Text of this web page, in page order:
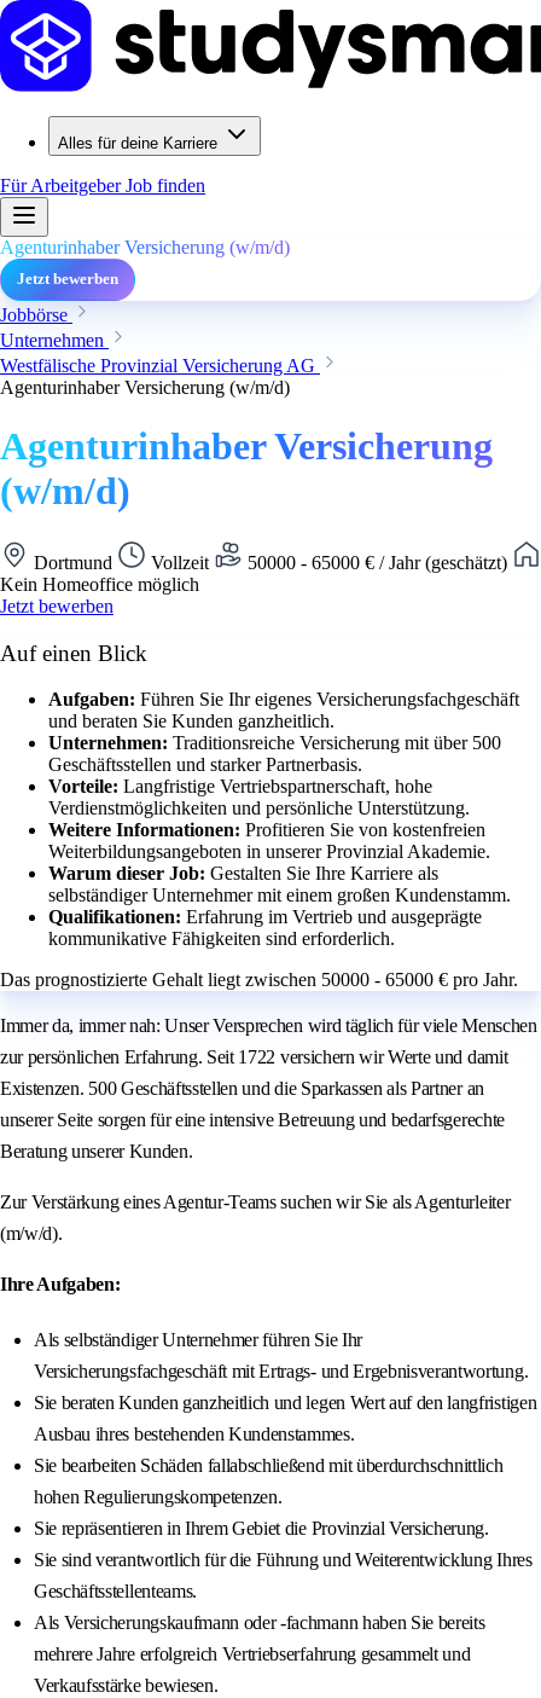
Alles für deine Karriere
Für ArbeitgeberJob finden
Agenturinhaber Versicherung (w/m/d)
Jetzt bewerben
Jobbörse
Unternehmen
Westfälische Provinzial Versicherung AG
Agenturinhaber Versicherung (w/m/d)
Agenturinhaber Versicherung
(w/m/d)
Dortmund Vollzeit
50000 - 65000 € / Jahr (geschätzt)
Kein Homeoffice möglich
Jetzt bewerben
Auf einen Blick
Aufgaben: Führen Sie Ihr eigenes Versicherungsfachgeschäft
und beraten Sie Kunden ganzheitlich.
Unternehmen: Traditionsreiche Versicherung mit über 500
Geschäftsstellen und starker Partnerbasis.
Vorteile: Langfristige Vertriebspartnerschaft, hohe
Verdienstmöglichkeiten und persönliche Unterstützung.
Weitere Informationen: Profitieren Sie von kostenfreien
Weiterbildungsangeboten in unserer Provinzial Akademie.
Warum dieser Job: Gestalten Sie Ihre Karriere als
selbständiger Unternehmer mit einem großen Kundenstamm.
Qualifikationen: Erfahrung im Vertrieb und ausgeprägte
kommunikative Fähigkeiten sind erforderlich.
Das prognostizierte Gehalt liegt zwischen 50000 - 65000 € pro Jahr.
Immer da, immer nah: Unser Versprechen wird täglich für viele Menschen
zur persönlichen Erfahrung. Seit 1722 versichern wir Werte und damit
Existenzen. 500 Geschäftsstellen und die Sparkassen als Partner an
unserer Seite sorgen für eine intensive Betreuung und bedarfsgerechte
Beratung unserer Kunden.
Zur Verstärkung eines Agentur-Teams suchen wir Sie als Agenturleiter
(m/w/d).
Ihre Aufgaben:
Als selbständiger Unternehmer führen Sie Ihr
Versicherungsfachgeschäft mit Ertrags- und Ergebnisverantwortung.
Sie beraten Kunden ganzheitlich und legen Wert auf den langfristigen
Ausbau ihres bestehenden Kundenstammes.
Sie bearbeiten Schäden fallabschließend mit überdurchschnittlich
hohen Regulierungskompetenzen.
Sie repräsentieren in Ihrem Gebiet die Provinzial Versicherung.
Sie sind verantwortlich für die Führung und Weiterentwicklung Ihres
Geschäftsstellenteams.
Als Versicherungskaufmann oder -fachmann haben Sie bereits
mehrere Jahre erfolgreich Vertriebserfahrung gesammelt und
Verkaufsstärke bewiesen.